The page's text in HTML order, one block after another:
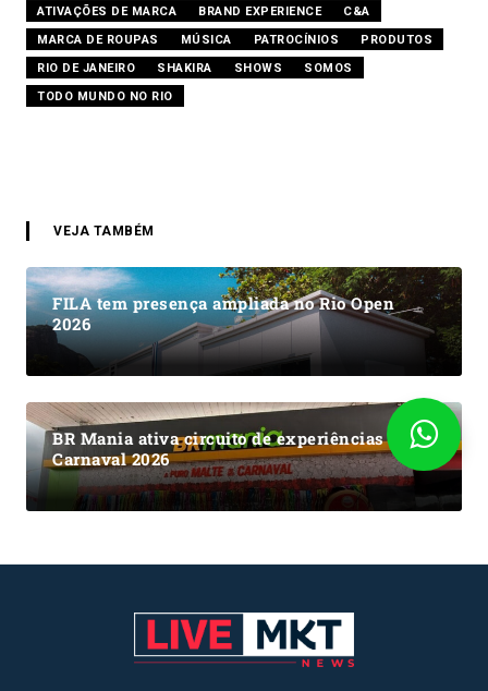
ATIVAÇÕES DE MARCA BRAND EXPERIENCE
C&A
MARCA DE ROUPAS
MÚSICA PATROCÍNIOS
PRODUTOS
RIO DE JANEIRO
SHAKIRA SHOWS
SOMOS
TODO MUNDO NO RIO
VEJA TAMBÉM
FILA tem presença ampliada no Rio Open
2026
BR Mania ativa circuito de experiências no
Carnaval 2026